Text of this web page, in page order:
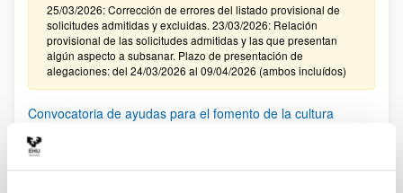
25/03/2026: Corrección de errores del listado provisional de
solicitudes admitidas y excluidas. 23/03/2026: Relación
provisional de las solicitudes admitidas y las que presentan
algún aspecto a subsanar. Plazo de presentación de
alegaciones: del 24/03/2026 al 09/04/2026 (ambos incluídos)
Convocatoria de ayudas para el fomento de la cultura